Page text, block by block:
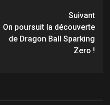
Suivant
On poursuit la découverte
de Dragon Ball Sparking
Zero !